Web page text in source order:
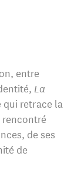
entre
La
retrace la
rencontré
de ses
de